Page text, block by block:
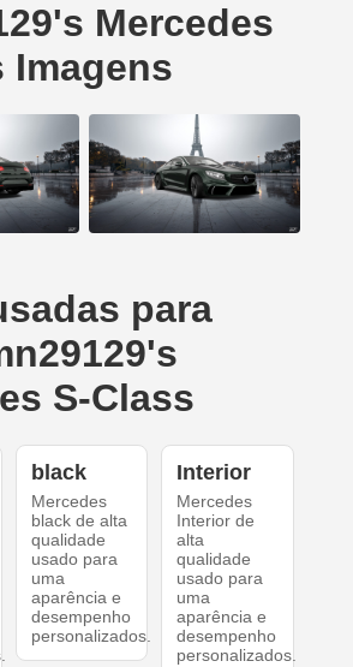
Mercedes
Imagens
para
S-Class
black
Mercedes
black de alta
qualidade
usado para
uma
aparência e
desempenho
personalizados.
Interior
Mercedes
Interior de
alta
qualidade
usado para
uma
aparência e
desempenho
personalizados.